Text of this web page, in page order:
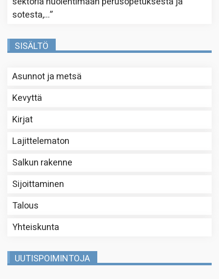
sotesta,…”
SISÄLTÖ
Asunnot ja metsä
Kevyttä
Kirjat
Lajittelematon
Salkun rakenne
Sijoittaminen
Talous
Yhteiskunta
UUTISPOIMINTOJA